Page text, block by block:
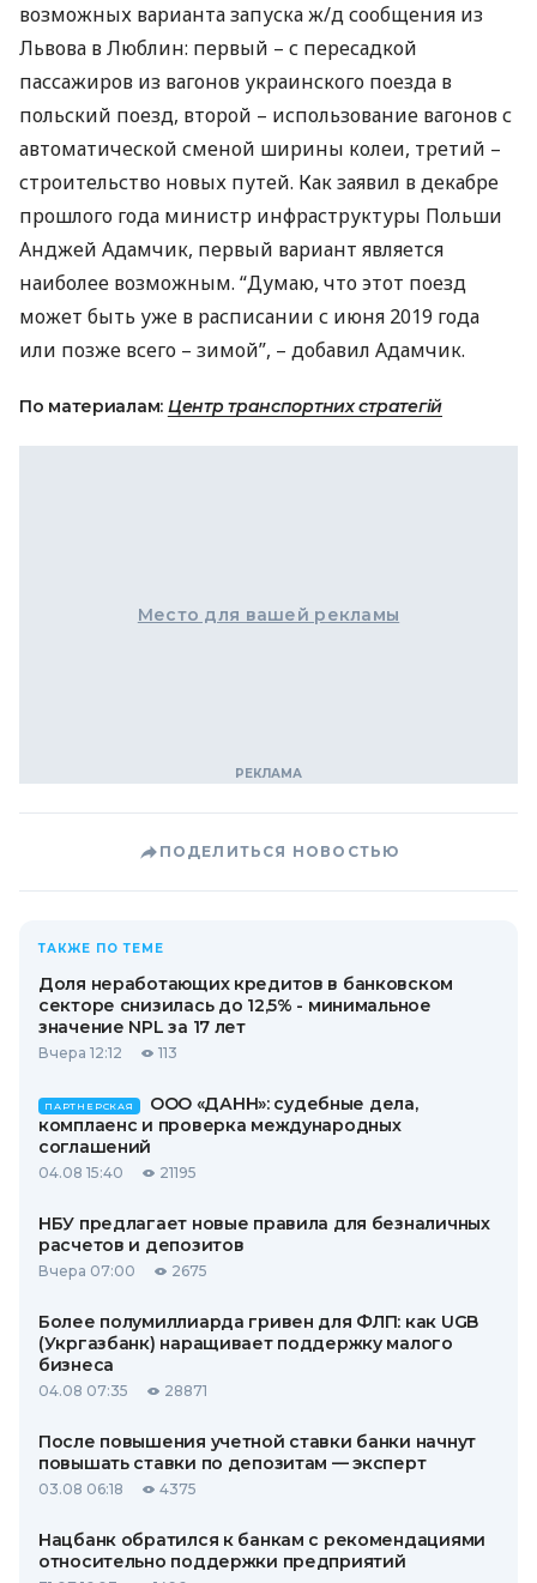
возможных варианта запуска ж/д сообщения из
Львова в Люблин: первый – с пересадкой
пассажиров из вагонов украинского поезда в
польский поезд, второй – использование вагонов с
автоматической сменой ширины колеи, третий –
строительство новых путей. Как заявил в декабре
прошлого года министр инфраструктуры Польши
Анджей Адамчик, первый вариант является
наиболее возможным. “Думаю, что этот поезд
может быть уже в расписании с июня 2019 года
или позже всего – зимой”, – добавил Адамчик.
По материалам: Центр транспортних стратегій
Место для вашей рекламы
ПОДЕЛИТЬСЯ НОВОСТЬЮ
ТАКЖЕ ПО ТЕМЕ
Доля неработающих кредитов в банковском
секторе снизилась до 12,5% - минимальное
значение NPL за 17 лет
Вчера 12:12 113
ПАРТНЕРСКАЯ
ООО «ДАНН»: судебные дела,
комплаенс и проверка международных
соглашений
04.08 15:40 21195
НБУ предлагает новые правила для безналичных
расчетов и депозитов
Вчера 07:00 2675
Более полумиллиарда гривен для ФЛП: как UGB
(Укргазбанк) наращивает поддержку малого
бизнеса
04.08 07:35 28871
После повышения учетной ставки банки начнут
повышать ставки по депозитам — эксперт
03.08 06:18 4375
Нацбанк обратился к банкам с рекомендациями
относительно поддержки предприятий